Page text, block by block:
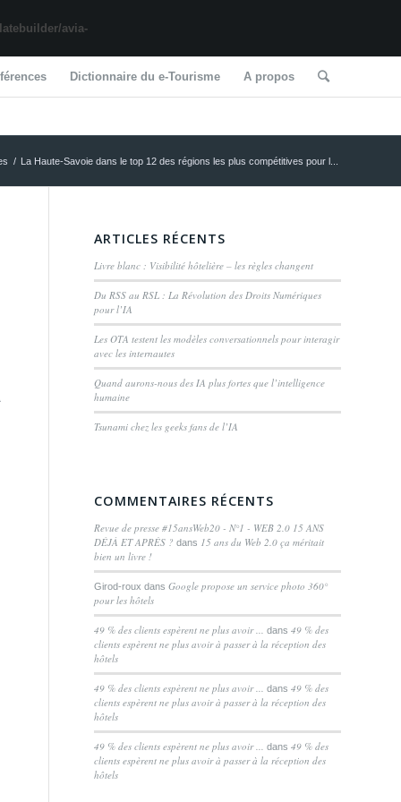
avia-
Dictionnaire du e-Tourisme A propos
/ La Haute-Savoie dans le top 12 des régions les plus compétitives pour l...
ARTICLES RÉCENTS
Livre blanc : Visibilité hôtelière – les règles changent
Du RSS au RSL : La Révolution des Droits Numériques
pour l’IA
Les OTA testent les modèles conversationnels pour interagir
avec les internautes
Quand aurons-nous des IA plus fortes que l’intelligence
humaine
Tsunami chez les geeks fans de l’IA
COMMENTAIRES RÉCENTS
Revue de presse #15ansWeb20 - N°1 - WEB 2.0 15 ANS
DÉJÀ ET APRÈS ? dans 15 ans du Web 2.0 ça méritait
bien un livre !
Girod-roux dansGoogle propose un service photo 360°
pour les hôtels
49 % des clients espèrent ne plus avoir ... dans49 % des
clients espèrent ne plus avoir à passer à la réception des
hôtels
49 % des clients espèrent ne plus avoir ... dans49 % des
clients espèrent ne plus avoir à passer à la réception des
hôtels
49 % des clients espèrent ne plus avoir ... dans49 % des
clients espèrent ne plus avoir à passer à la réception des
hôtels